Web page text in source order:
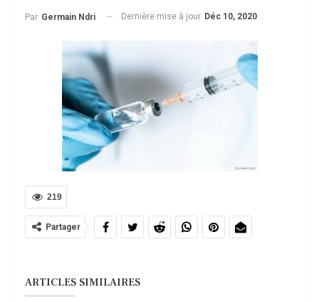
Par Germain Ndri Dernière mise à jour Déc 10, 2020
219
Partager
ARTICLES SIMILAIRES